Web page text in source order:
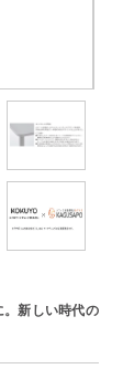
。新しい時代の